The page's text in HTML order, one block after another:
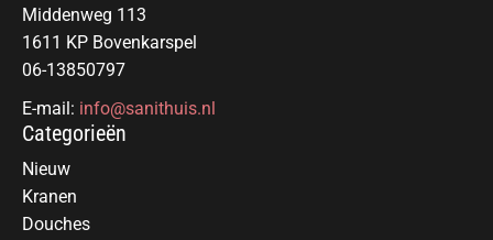
Middenweg 113
1611 KP Bovenkarspel
06-13850797
E-mail: info@sanithuis.nl
Categorieën
Nieuw
Kranen
Douches